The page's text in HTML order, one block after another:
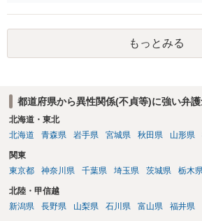
ントは以下の通りです。 ・金銭のやり取りや
い（免責された借金を任意でも支払ってしま
ます） ・過去のDVや過剰請求の経緯を踏ま
い ・予定通り毅然とした態度で距離を置く
もっとみる
都道府県から異性関係(不貞等)に強い弁
北海道・東北
北海道
青森県 岩手県 宮城県 秋田県 山形県
関東
東京都
神奈川県 千葉県 埼玉県 茨城県 栃木
北陸・甲信越
新潟県
長野県 山梨県 石川県 富山県 福井県